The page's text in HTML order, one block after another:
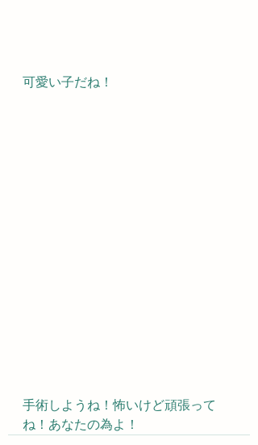
可愛い子だね！
手術しようね！怖いけど頑張って
ね！あなたの為よ！